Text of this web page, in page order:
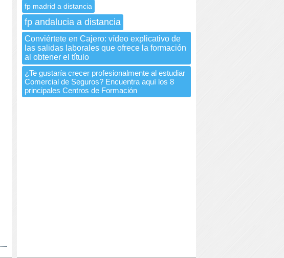
fp madrid a distancia
fp andalucia a distancia
Conviértete en Cajero: vídeo explicativo de
las salidas laborales que ofrece la formación
al obtener el título
¿Te gustaría crecer profesionalmente al estudiar
Comercial de Seguros? Encuentra aquí los 8
principales Centros de Formación